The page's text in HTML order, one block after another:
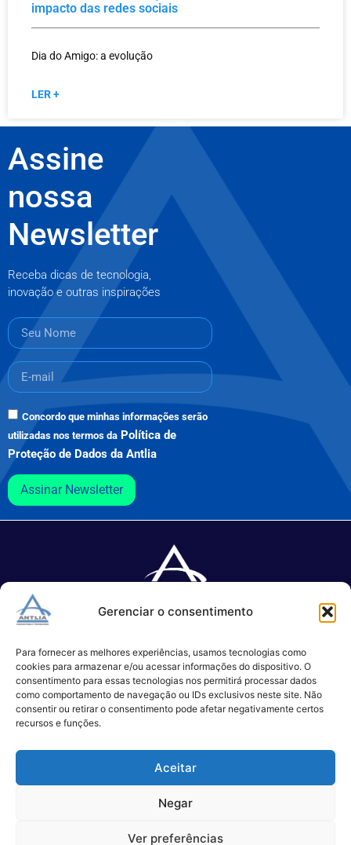
Gerenciar o consentimento
Para fornecer as melhores experiências, usamos tecnologias como
cookies para armazenar e/ou acessar informações do dispositivo. O
consentimento para essas tecnologias nos permitirá processar dados
como comportamento de navegação ou IDs exclusivos neste site. Não
consentir ou retirar o consentimento pode afetar negativamente certos
recursos e funções.
Aceitar
Negar
Ver preferências
impacto das redes sociais
Dia do Amigo: a evolução
LER +
Assine
nossa
Newsletter
Receba dicas de tecnologia,
inovação e outras inspirações
Concordo que minhas informações serão
utilizadas nos termos da Política de
Proteção de Dados da Antlia
Assinar Newsletter
TI.
(11) 3017-0999
São Paulo
Alameda Campinas, 1100 – 3°Andar,